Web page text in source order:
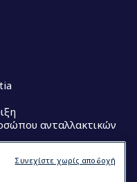
ανταλλακτικών
Συνεχίστε χωρίς αποδοχή